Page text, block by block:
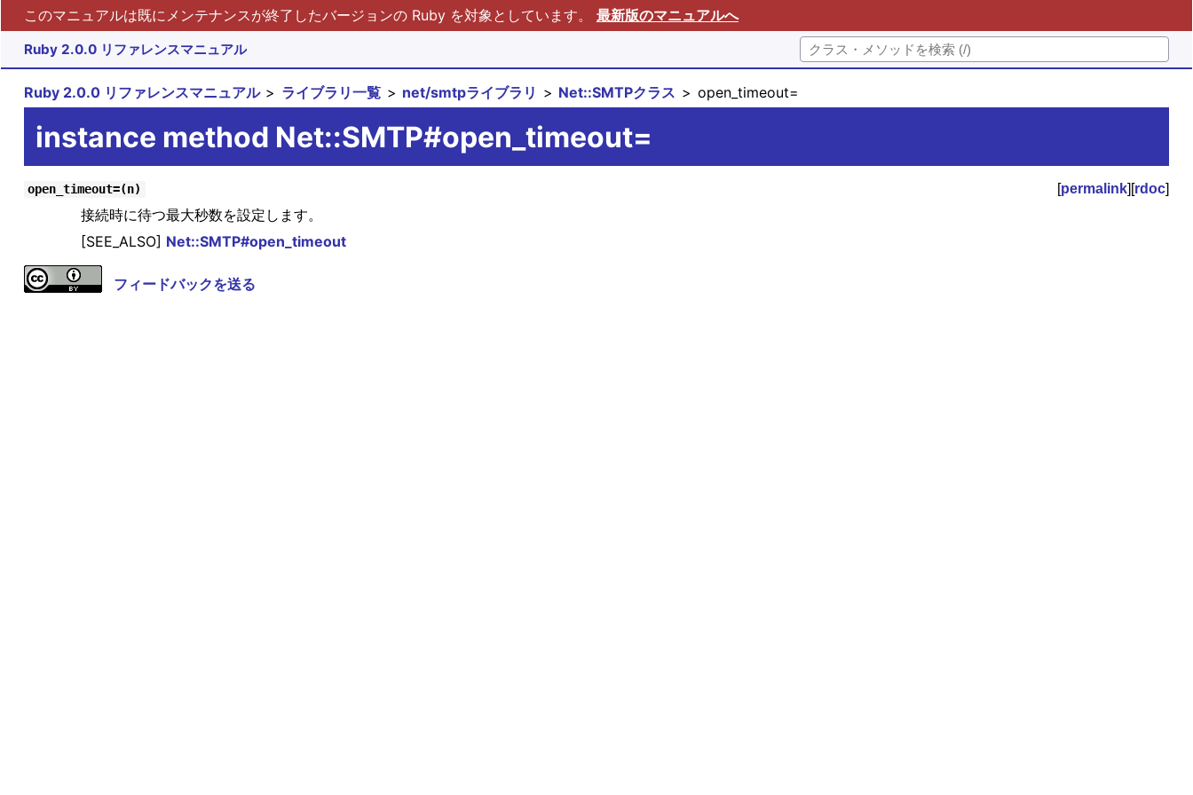
このマニュアルは既にメンテナンスが終了したバージョンの Ruby を対象としています。 最新版のマニュアルへ
Ruby 2.0.0 リファレンスマニュアル
Ruby 2.0.0 リファレンスマニュアル ライブラリ一覧 net/smtpライブラリ Net::SMTPクラス open_timeout=
instance method Net::SMTP#open_timeout=
open_timeout=(n) [permalink][rdoc]
接続時に待つ最大秒数を設定します。
[SEE_ALSO] Net::SMTP#open_timeout
フィードバックを送る